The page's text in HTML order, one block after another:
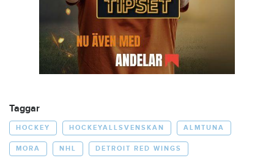
Taggar
HOCKEY HOCKEYALLSVENSKAN ALMTUNA
MORA NHL DETROIT RED WINGS